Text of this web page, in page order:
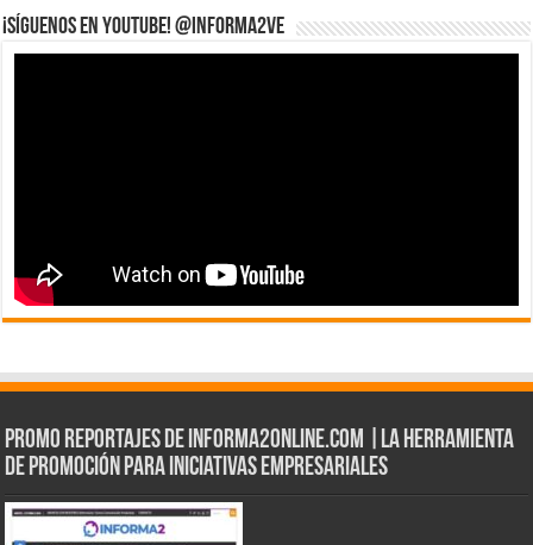
¡Síguenos en YouTube! @informa2ve
Promo Reportajes de informa2online.com |La herramienta
de Promoción para iniciativas empresariales